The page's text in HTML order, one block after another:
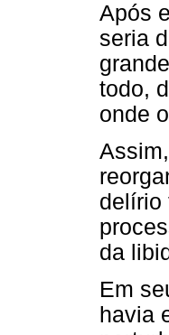
Após
seria
todo,
onde
delírio
da
Em
havia